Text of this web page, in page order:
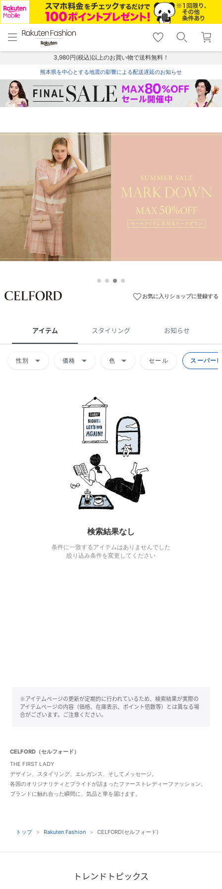
menu home
トップ
shopping_cart lock_outline
ログイン
3,980円(税込)以上のお買い物で送料無料！
熊本県を中心とする地震の影響による配送遅延のお知らせ
favorite_borderお気に入りショップに登録する
アイテム スタイリング お知らせ
性別 arrow_drop_down 価格 arrow_drop_down 色 arrow_drop_down セール スーパー
検索結果なし
条件に一致するアイテムはありませんでした
絞り込み条件を変更してください
※アイテムページの更新が定期的に行われているため、検索結果が実際の
アイテムページの内容（価格、在庫表示、ポイント倍数等）とは異なる場
合がございます。ご注意ください。
CELFORD（セルフォード）
THE FIRST LADY
デザイン、スタイリング、エレガンス、そしてメッセージ。
各国のオリジナリティとプライドが詰まったファーストレディーファッション。
ブランドに触れ合った瞬間に、気品と華を届けます。
トップ Rakuten Fashion CELFORD(セルフォード)
トレンドトピックス